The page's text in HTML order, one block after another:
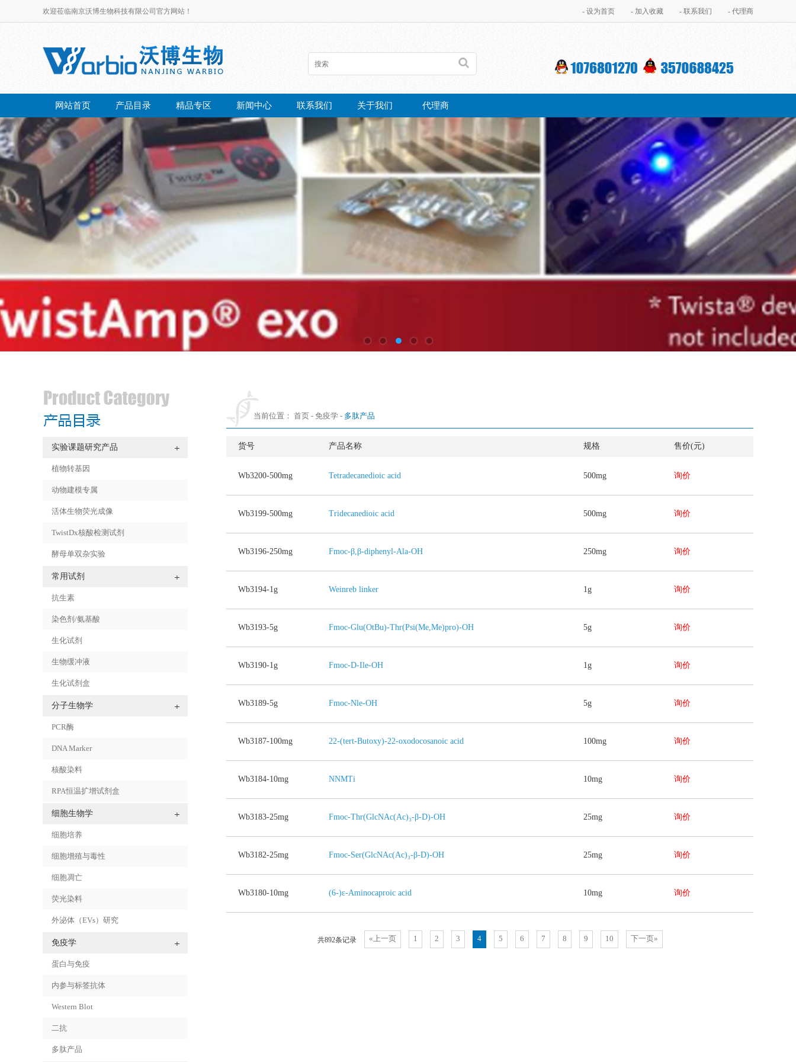
欢迎莅临南京沃博生物科技有限公司官方网站！ - 设为首页 - 加入收藏 - 联系我们 - 代理商
网站首页 产品目录 精品专区 新闻中心 联系我们 关于我们 代理商
实验课题研究产品
植物转基因
动物建模专属
活体生物荧光成像
TwistDx核酸检测试剂
酵母单双杂实验
常用试剂
抗生素
染色剂/氨基酸
生化试剂
生物缓冲液
生化试剂盒
分子生物学
PCR酶
DNA Marker
核酸染料
RPA恒温扩增试剂盒
细胞生物学
细胞培养
细胞增殖与毒性
细胞凋亡
荧光染料
外泌体（EVs）研究
免疫学
蛋白与免疫
内参与标签抗体
Western Blot
二抗
多肽产品
当前位置： 首页 - 免疫学 - 多肽产品
货号 产品名称 规格 售价(元)
Wb3200-500mg Tetradecanedioic acid 500mg 询价
Wb3199-500mg Tridecanedioic acid 500mg 询价
Wb3196-250mg Fmoc-β,β-diphenyl-Ala-OH 250mg 询价
Wb3194-1g Weinreb linker 1g 询价
Wb3193-5g Fmoc-Glu(OtBu)-Thr(Psi(Me,Me)pro)-OH 5g 询价
Wb3190-1g Fmoc-D-Ile-OH 1g 询价
Wb3189-5g Fmoc-Nle-OH 5g 询价
Wb3187-100mg 22-(tert-Butoxy)-22-oxodocosanoic acid 100mg 询价
Wb3184-10mg NNMTi 10mg 询价
Wb3183-25mg Fmoc-Thr(GlcNAc(Ac)₃-β-D)-OH 25mg 询价
Wb3182-25mg Fmoc-Ser(GlcNAc(Ac)₃-β-D)-OH 25mg 询价
Wb3180-10mg (6-)ε-​Aminocaproic acid 10mg 询价
共892条记录 «上一页 1 2 3 4 5 6 7 8 9 10 下一页»